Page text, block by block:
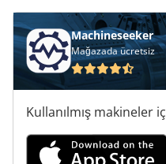
Köşe Araçları
Mobil Araç Basın
Pencere Araçları
Tanı Aracı Araba
Tarım Araçları
Machineseeker
Mağazada ücretsiz
Kullanılmış makineler